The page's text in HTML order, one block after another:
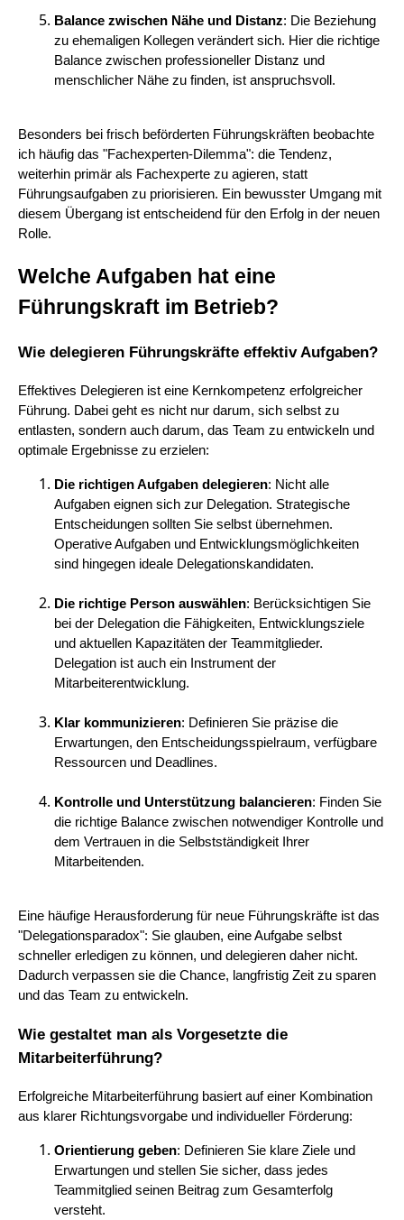
Balance zwischen Nähe und Distanz: Die Beziehung
zu ehemaligen Kollegen verändert sich. Hier die richtige
Balance zwischen professioneller Distanz und
menschlicher Nähe zu finden, ist anspruchsvoll.
Besonders bei frisch beförderten Führungskräften beobachte
ich häufig das "Fachexperten-Dilemma": die Tendenz,
weiterhin primär als Fachexperte zu agieren, statt
Führungsaufgaben zu priorisieren. Ein bewusster Umgang mit
diesem Übergang ist entscheidend für den Erfolg in der neuen
Rolle.
Welche Aufgaben hat eine
Führungskraft im Betrieb?
Wie delegieren Führungskräfte effektiv Aufgaben?
Effektives Delegieren ist eine Kernkompetenz erfolgreicher
Führung. Dabei geht es nicht nur darum, sich selbst zu
entlasten, sondern auch darum, das Team zu entwickeln und
optimale Ergebnisse zu erzielen:
Die richtigen Aufgaben delegieren: Nicht alle
Aufgaben eignen sich zur Delegation. Strategische
Entscheidungen sollten Sie selbst übernehmen.
Operative Aufgaben und Entwicklungsmöglichkeiten
sind hingegen ideale Delegationskandidaten.
Die richtige Person auswählen: Berücksichtigen Sie
bei der Delegation die Fähigkeiten, Entwicklungsziele
und aktuellen Kapazitäten der Teammitglieder.
Delegation ist auch ein Instrument der
Mitarbeiterentwicklung.
Klar kommunizieren: Definieren Sie präzise die
Erwartungen, den Entscheidungsspielraum, verfügbare
Ressourcen und Deadlines.
Kontrolle und Unterstützung balancieren: Finden Sie
die richtige Balance zwischen notwendiger Kontrolle und
dem Vertrauen in die Selbstständigkeit Ihrer
Mitarbeitenden.
Eine häufige Herausforderung für neue Führungskräfte ist das
"Delegationsparadox": Sie glauben, eine Aufgabe selbst
schneller erledigen zu können, und delegieren daher nicht.
Dadurch verpassen sie die Chance, langfristig Zeit zu sparen
und das Team zu entwickeln.
Wie gestaltet man als Vorgesetzte die
Mitarbeiterführung?
Erfolgreiche Mitarbeiterführung basiert auf einer Kombination
aus klarer Richtungsvorgabe und individueller Förderung:
Orientierung geben: Definieren Sie klare Ziele und
Erwartungen und stellen Sie sicher, dass jedes
Teammitglied seinen Beitrag zum Gesamterfolg
versteht.